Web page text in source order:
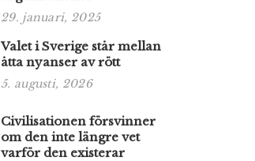
29. januari, 2025
Valet i Sverige står mellan
åtta nyanser av rött
5. augusti, 2026
Civilisationen försvinner
om den inte längre vet
varför den existerar